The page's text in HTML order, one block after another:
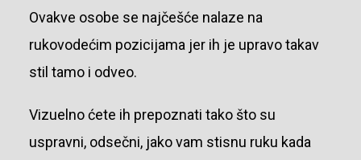
Ovakve osobe se najčešće nalaze na
rukovodećim pozicijama jer ih je upravo takav
stil tamo i odveo.
Vizuelno ćete ih prepoznati tako što su
uspravni, odsečni, jako vam stisnu ruku kada